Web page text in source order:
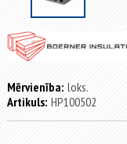
Mērvienība: loks.
Artikuls: HP100502